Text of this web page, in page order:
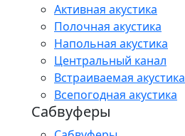
Активная акустика
Полочная акустика
Напольная акустика
Центральный канал
Встраиваемая акустика
Всепогодная акустика
Сабвуферы